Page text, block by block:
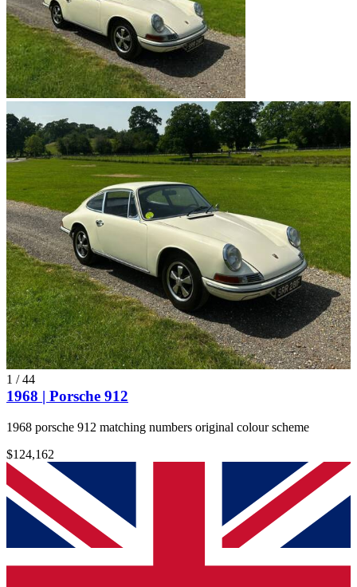
1 /44
1968 | Porsche 912
1968 porsche 912 matching numbers original colour scheme
$124,162